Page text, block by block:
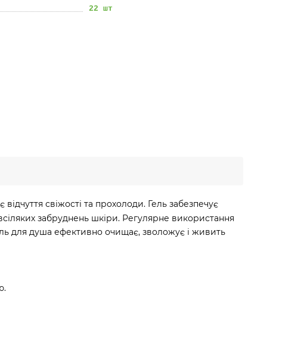
22 шт
свіжості та прохолоди. Гель забезпечує
забруднень шкіри. Регулярне використання
для душа ефективно очищає, зволожує і живить